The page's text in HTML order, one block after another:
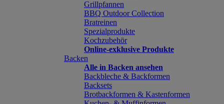
Grillpfannen
BBQ Outdoor Collection
Bratreinen
Spezialprodukte
Kochzubehör
Online-exklusive Produkte
Backen
Alle in Backen ansehen
Backbleche & Backformen
Backsets
Brotbackformen & Kastenformen